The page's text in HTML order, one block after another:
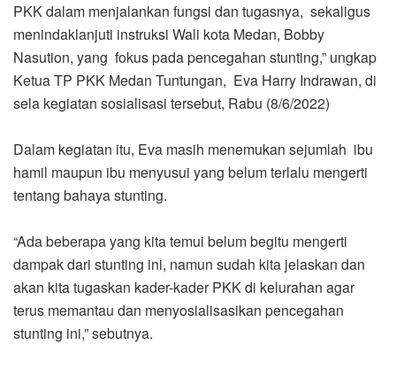
PKK dalam menjalankan fungsi dan tugasnya, sekaligus
menindaklanjuti instruksi Wali kota Medan, Bobby
Nasution, yang fokus pada pencegahan stunting,” ungkap
Ketua TP PKK Medan Tuntungan, Eva Harry Indrawan, di
sela kegiatan sosialisasi tersebut, Rabu (8/6/2022)
Dalam kegiatan itu, Eva masih menemukan sejumlah ibu
hamil maupun ibu menyusui yang belum terlalu mengerti
tentang bahaya stunting.
“Ada beberapa yang kita temui belum begitu mengerti
dampak dari stunting ini, namun sudah kita jelaskan dan
akan kita tugaskan kader-kader PKK di kelurahan agar
terus memantau dan menyosialisasikan pencegahan
stunting ini,” sebutnya.